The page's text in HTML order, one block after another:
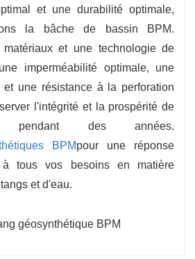
et une durabilité optimale,
la bâche de bassin BPM.
et une technologie de
imperméabilité optimale, une
une résistance à la perforation
l'intégrité et la prospérité de
pendant des années.
BPMpour une réponse
tous vos besoins en matière
et d'eau.